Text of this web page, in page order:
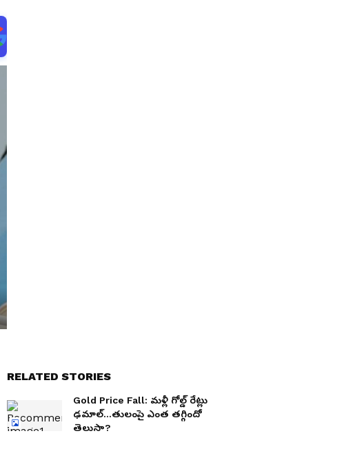
RELATED STORIES
Gold Price Fall: మళ్లీ గోల్డ్ రేట్లు
ఢమాల్...తులంపై ఎంత తగ్గిందో
తెలుసా?